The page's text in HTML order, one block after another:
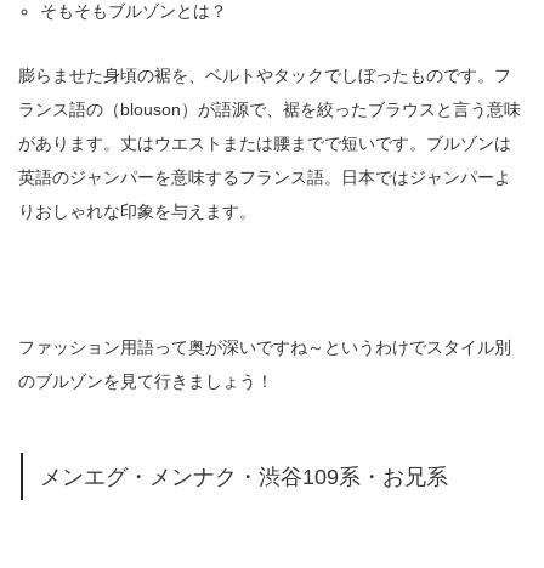
そもそもブルゾンとは？
膨らませた身頃の裾を、ベルトやタックでしぼったものです。フ
ランス語の（blouson）が語源で、裾を絞ったブラウスと言う意味
があります。丈はウエストまたは腰までで短いです。ブルゾンは
英語のジャンパーを意味するフランス語。日本ではジャンパーよ
りおしゃれな印象を与えます。
ファッション用語って奥が深いですね～というわけでスタイル別
のブルゾンを見て行きましょう！
メンエグ・メンナク・渋谷109系・お兄系